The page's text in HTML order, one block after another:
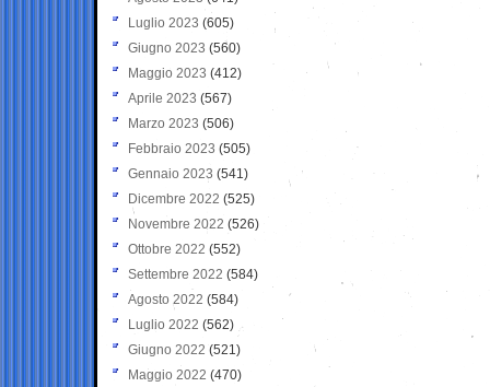
Luglio 2023 (605)
Giugno 2023 (560)
Maggio 2023 (412)
Aprile 2023 (567)
Marzo 2023 (506)
Febbraio 2023 (505)
Gennaio 2023 (541)
Dicembre 2022 (525)
Novembre 2022 (526)
Ottobre 2022 (552)
Settembre 2022 (584)
Agosto 2022 (584)
Luglio 2022 (562)
Giugno 2022 (521)
Maggio 2022 (470)